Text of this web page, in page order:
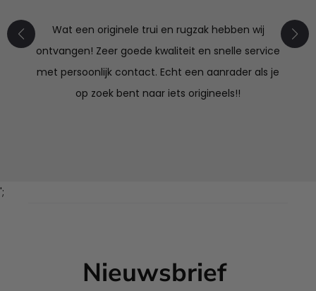
Wat een originele trui en rugzak hebben wij
ontvangen! Zeer goede kwaliteit en snelle service
met persoonlijk contact. Echt een aanrader als je
op zoek bent naar iets origineels!!
';
Nieuwsbrief